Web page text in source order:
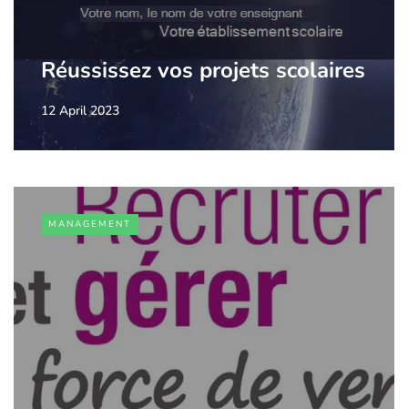
Réussissez vos projets scolaires
12 April 2023
MANAGEMENT